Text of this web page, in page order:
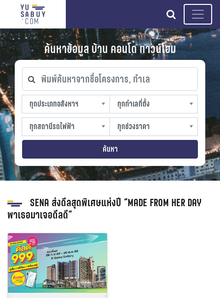
search
ค้นหาข้อมูล บ้าน คอนโด ทาวน์โฮม
พิมพ์ค้นหาจากชื่อโครงการ, ทำเล
ทุกประเภทอสังหาฯ
ทุกประเภทอสังหาฯ
sproperty
ทุกทำเลที่ตั้ง
ทุกทำเลที่ตั้ง
slocation
ทุกสถานีรถไฟฟ้า
ทุกสถานีรถไฟฟ้า
strain-station
ทุกช่วงราคา
ทุกช่วงราคา
sprice
ค้นหา
SENA ส่งดีลสุดพิเศษแห่งปี “MADE FROM HER DAY
พาเธอมาเจอดีลดี”